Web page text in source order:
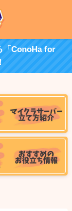
「ConoHa for